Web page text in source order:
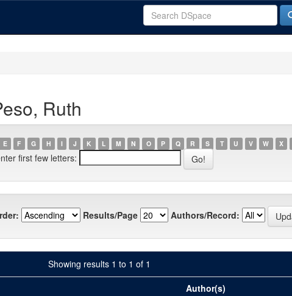
Ruth
E F G H I J K L M N O P Q R S T U V W X
first few letters:
Results/Page Authors/Record:
Showing results 1 to 1 of 1
Author(s)